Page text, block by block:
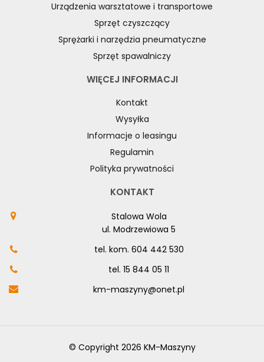
Urządzenia warsztatowe i transportowe
Sprzęt czyszczący
Sprężarki i narzędzia pneumatyczne
Sprzęt spawalniczy
WIĘCEJ INFORMACJI
Kontakt
Wysyłka
Informacje o leasingu
Regulamin
Polityka prywatności
KONTAKT
Stalowa Wola
ul. Modrzewiowa 5
tel. kom. 604 442 530
tel. 15 844 05 11
km-maszyny@onet.pl
© Copyright 2026 KM-Maszyny